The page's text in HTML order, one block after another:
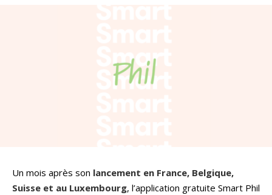
Un mois après son lancement en France, Belgique,
Suisse et au Luxembourg, l’application gratuite Smart Phil